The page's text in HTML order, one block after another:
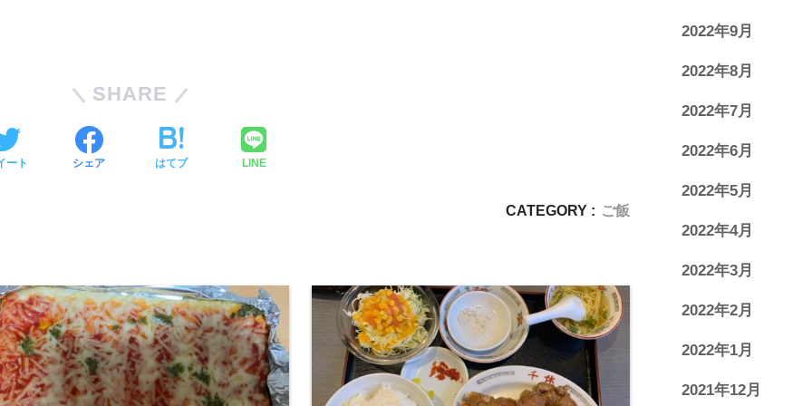
SHARE
ート シェア はてブ LINE
CATEGORY : ご飯
2022年9月
2022年8月
2022年7月
2022年6月
2022年5月
2022年4月
2022年3月
2022年2月
2022年1月
2021年12月